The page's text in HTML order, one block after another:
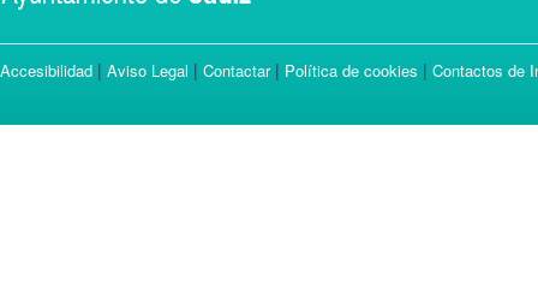
Accesibilidad | Aviso Legal | Contactar| Política de cookies | Contactos de